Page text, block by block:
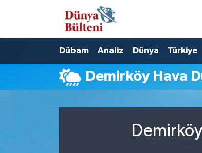
Dübam Analiz Dünya Türkiye
Demirköy Hava
Nöbetçi Eczaneler
Hava Durumu
Namaz Vakitleri